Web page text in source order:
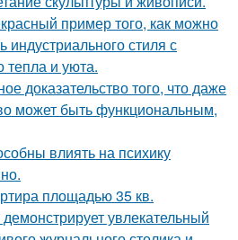
пример того, как можно
индустриального стиля с
и уюта.
доказательство того, что даже
может быть функциональным,
влиять на психику
площадью 35 кв.
увлекательный